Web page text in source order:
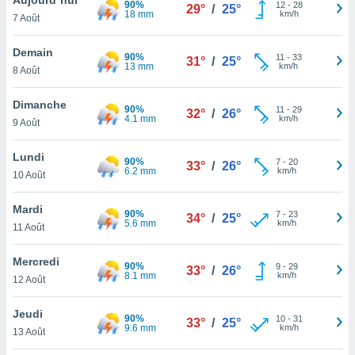
et
»,
au
vous
qu'ils
ou
le
ainsi
un
la
du
7 Août
90%
18 mm
29° / 25° 12- 28
km/h
Demain
8 Août
90%
13 mm
31° / 25° 11 - 33
km/h
Dimanche
9 Août
90%
4.1 mm
32° / 26° 11 - 29
km/h
Lundi
10 Août
90%
6.2 mm
33° / 26° 7- 20
km/h
Mardi
11 Août
90%
5.6 mm
34° / 25° 7- 23
km/h
Mercredi
12 Août
90%
8.1 mm
33° / 26° 9- 29
km/h
Jeudi
13 Août
90%
9.6 mm
33° / 25° 10- 31
km/h